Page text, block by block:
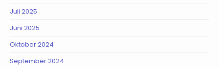
Juli 2025
Juni 2025
Oktober 2024
September 2024